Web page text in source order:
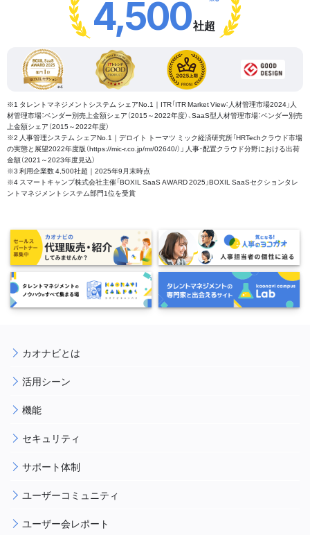
4,500社超
※1 タレントマネジメントシステム シェアNo.1｜ITR「ITR Market View：人材管理市場2024」人
材管理市場：ベンダー別売上金額シェア（2015～2022年度）、SaaS型人材管理市場：ベンダー別売
上金額シェア（2015～2022年度）
※2 人事管理システム シェアNo.1｜デロイト トーマツ ミック経済研究所「HRTechクラウド市場
の実態と展望2022年度版（https://mic-r.co.jp/mr/02640/）」 人事・配置クラウド分野における出荷
金額（2021～2023年度見込）
※3 利用企業数 4,500社超｜2025年9月末時点
※4 スマートキャンプ株式会社主催「BOXIL SaaS AWARD 2025」BOXIL SaaSセクションタレ
ントマネジメントシステム部門1位を受賞
カオナビとは
活用シーン
機能
セキュリティ
サポート体制
ユーザーコミュニティ
ユーザー会レポート